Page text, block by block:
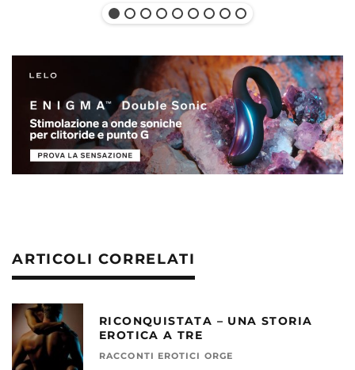
ARTICOLI CORRELATI
RICONQUISTATA – UNA STORIA
EROTICA A TRE
RACCONTI EROTICI ORGE